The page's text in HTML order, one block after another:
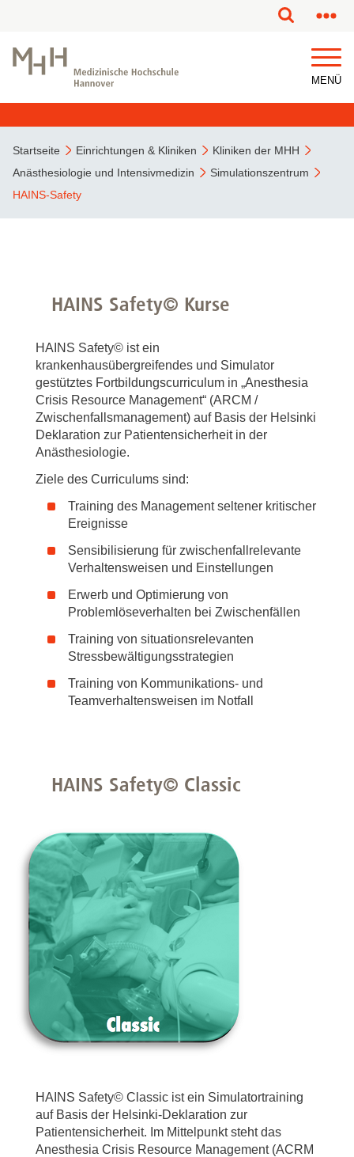
MENÜ
Startseite Einrichtungen & Kliniken
Kliniken der MHH
Anästhesiologie und Intensivmedizin
Simulationszentrum
HAINS-Safety
HAINS Safety© Kurse
HAINS Safety© ist ein
krankenhausübergreifendes und Simulator
gestütztes Fortbildungscurriculum in „Anesthesia
Crisis Resource Management“ (ARCM /
Zwischenfallsmanagement) auf Basis der Helsinki
Deklaration zur Patientensicherheit in der
Anästhesiologie.
Ziele des Curriculums sind:
Training des Management seltener kritischer
Ereignisse
Sensibilisierung für zwischenfallrelevante
Verhaltensweisen und Einstellungen
Erwerb und Optimierung von
Problemlöseverhalten bei Zwischenfällen
Training von situationsrelevanten
Stressbewältigungsstrategien
Training von Kommunikations- und
Teamverhaltensweisen im Notfall
HAINS Safety© Classic
HAINS Safety© Classic ist ein Simulatortraining
auf Basis der Helsinki-Deklaration zur
Patientensicherheit. Im Mittelpunkt steht das
Anesthesia Crisis Resource Management (ACRM